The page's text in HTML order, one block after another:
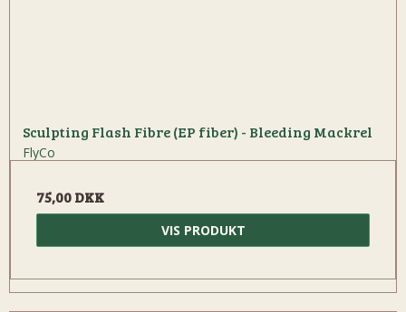
Sculpting Flash Fibre (EP fiber) - Bleeding Mackrel
FlyCo
75,00 DKK
VIS PRODUKT